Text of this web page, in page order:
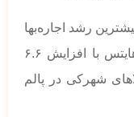
رشد اجاره‌بها
مربوط به آپارتمان‌های منطقه الخیل هایتس با افزایش ۶.۶
شهرکی در پالم